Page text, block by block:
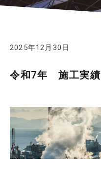
2025年12月30日
令和7年 施工実績